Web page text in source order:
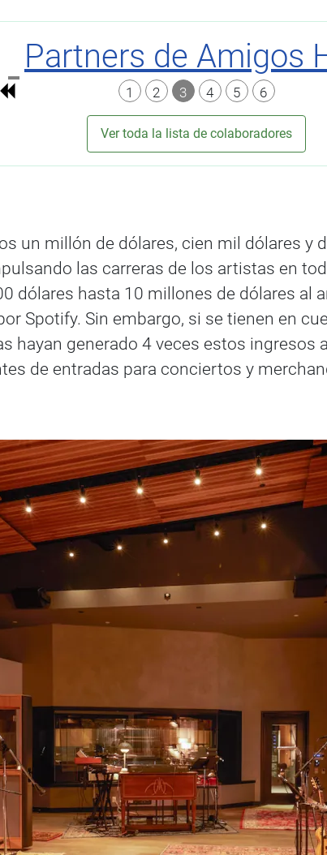
Partners de Amigos
1 2 3 4 5 6
Ver toda la lista de colaboradores
un millón de dólares, cien mil dólares y
las carreras de los artistas en
dólares hasta 10 millones de dólares al
Spotify. Sin embargo, si se tienen en
hayan generado 4 veces estos ingresos
de entradas para conciertos y